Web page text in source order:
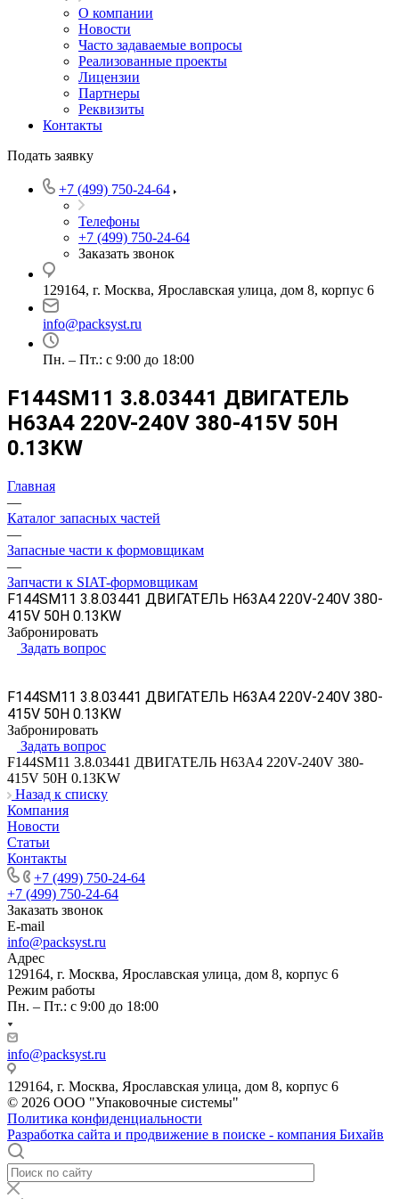
О компании
Новости
Часто задаваемые вопросы
Реализованные проекты
Лицензии
Партнеры
Реквизиты
Контакты
Подать заявку
+7 (499) 750-24-64
Телефоны
+7 (499) 750-24-64
Заказать звонок
129164, г. Москва, Ярославская улица, дом 8, корпус 6
info@packsyst.ru
Пн. – Пт.: с 9:00 до 18:00
F144SM11 3.8.03441 ДВИГАТЕЛЬ
H63A4 220V-240V 380-415V 50H
0.13KW
Главная
—
Каталог запасных частей
—
Запасные части к формовщикам
—
Запчасти к SIAT-формовщикам
F144SM11 3.8.03441 ДВИГАТЕЛЬ H63A4 220V-240V 380-
415V 50H 0.13KW
Забронировать
Задать вопрос
F144SM11 3.8.03441 ДВИГАТЕЛЬ H63A4 220V-240V 380-
415V 50H 0.13KW
Забронировать
Задать вопрос
F144SM11 3.8.03441 ДВИГАТЕЛЬ H63A4 220V-240V 380-
415V 50H 0.13KW
Назад к списку
Компания
Новости
Статьи
Контакты
+7 (499) 750-24-64
+7 (499) 750-24-64
Заказать звонок
E-mail
info@packsyst.ru
Адрес
129164, г. Москва, Ярославская улица, дом 8, корпус 6
Режим работы
Пн. – Пт.: с 9:00 до 18:00
info@packsyst.ru
129164, г. Москва, Ярославская улица, дом 8, корпус 6
© 2026 ООО "Упаковочные системы"
Политика конфиденциальности
Разработка сайта и продвижение в поиске - компания Бихайв